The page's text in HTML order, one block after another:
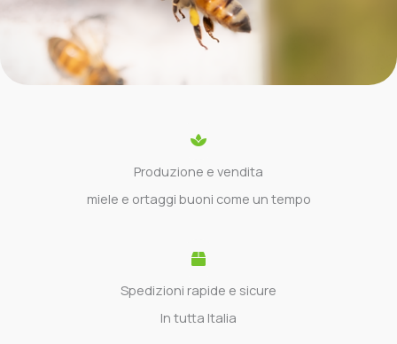
Produzione e vendita
miele e ortaggi buoni come un tempo
Spedizioni rapide e sicure
In tutta Italia